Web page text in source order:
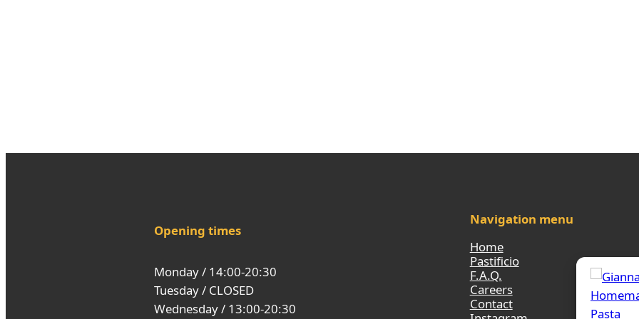
Opening times
Monday / 14:00-20:30
Tuesday / CLOSED
Wednesday / 13:00-20:30
Navigation menu
Home
Pastificio
F.A.Q.
Careers
Contact